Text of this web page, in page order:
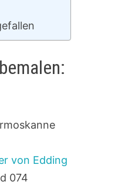
von Edding
074